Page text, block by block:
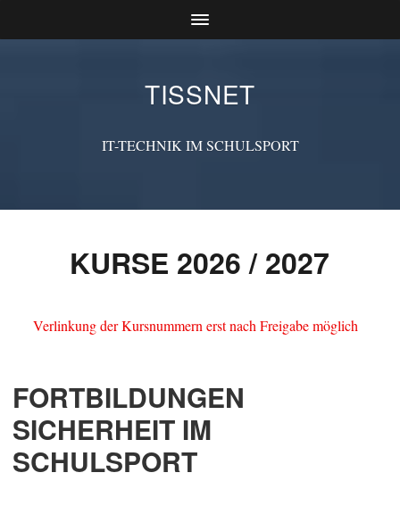
TISSNET
IT-TECHNIK IM SCHULSPORT
KURSE 2026 / 2027
Verlinkung der Kursnummern erst nach Freigabe möglich
FORTBILDUNGEN
SICHERHEIT IM
SCHULSPORT